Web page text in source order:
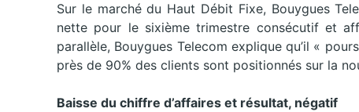
Sur le marché du Haut Débit Fixe, Bouygues
nette pour le sixième trimestre consécutif et
parallèle, Bouygues Telecom explique qu’il «
près de 90% des clients sont positionnés sur la
Baisse du chiffre d’affaires et résultat, négatif